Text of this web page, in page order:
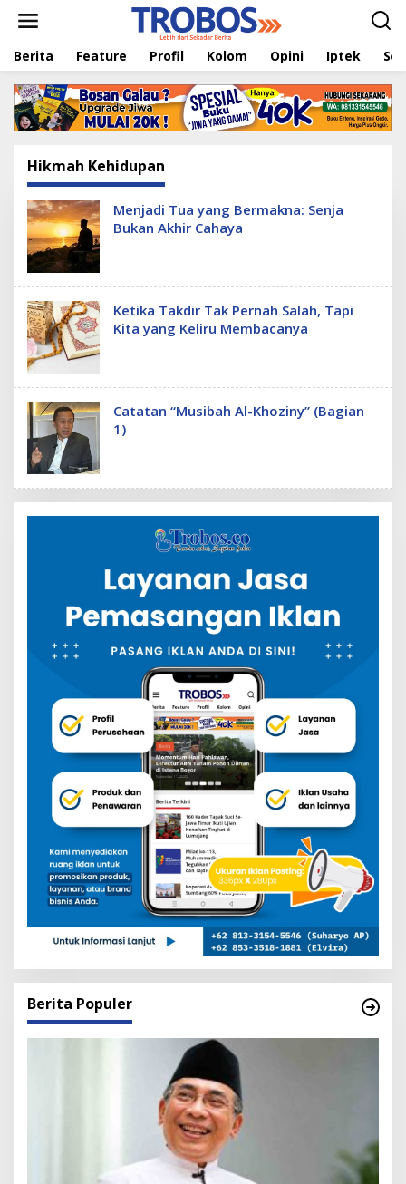
t
Berita Feature Profil Kolom Opini Iptek
Hikmah Kehidupan
Menjadi Tua yang Bermakna: Senja
Bukan Akhir Cahaya
Ketika Takdir Tak Pernah Salah, Tapi
Kita yang Keliru Membacanya
Catatan “Musibah Al-Khoziny” (Bagian
1)
Berita Populer